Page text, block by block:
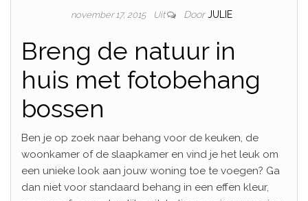
november 17, 2015 Uit Door JULIE
Breng de natuur in
huis met fotobehang
bossen
Ben je op zoek naar behang voor de keuken, de
woonkamer of de slaapkamer en vind je het leuk om
een unieke look aan jouw woning toe te voegen? Ga
dan niet voor standaard behang in een effen kleur,